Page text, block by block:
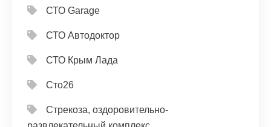
СТО Garage
СТО Автодоктор
СТО Крым Лада
Сто26
Стрекоза, оздоровительно-